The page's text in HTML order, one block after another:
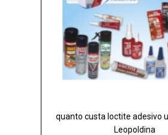
quanto custa loctite adesivo
Leopoldina